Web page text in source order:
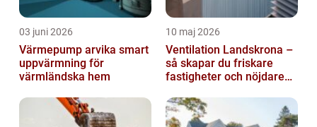
03 juni 2026
Värmepump arvika smart
uppvärmning för
värmländska hem
10 maj 2026
Ventilation Landskrona –
så skapar du friskare
fastigheter och nöjdare